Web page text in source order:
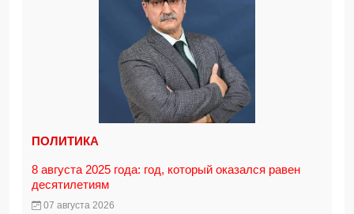
ПОЛИТИКА
8 августа 2025 года: год, который оказался равен
десятилетиям
07 августа 2026